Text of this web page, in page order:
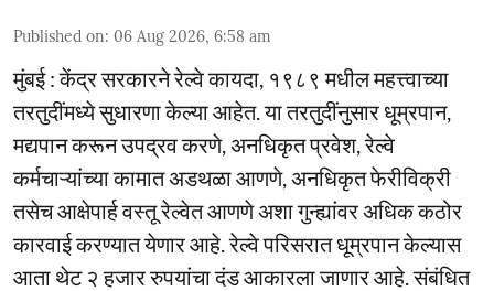
Published on: 06 Aug 2026, 6:58 am
मुंबई : केंद्र सरकारने रेल्वे कायदा, १९८९ मधील महत्त्वाच्या
तरतुदींमध्ये सुधारणा केल्या आहेत. या तरतुदींनुसार धूम्रपान,
मद्यपान करून उपद्रव करणे, अनधिकृत प्रवेश, रेल्वे
कर्मचाऱ्यांच्या कामात अडथळा आणणे, अनधिकृत फेरीविक्री
तसेच आक्षेपार्ह वस्तू रेल्वेत आणणे अशा गुन्ह्यांवर अधिक कठोर
कारवाई करण्यात येणार आहे. रेल्वे परिसरात धूम्रपान केल्यास
आता थेट २ हजार रुपयांचा दंड आकारला जाणार आहे. संबंधित